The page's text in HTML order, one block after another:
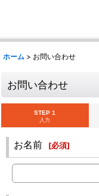
ホーム > お問い合わせ
お問い合わせ
STEP 1
入力
お名前 [必須]